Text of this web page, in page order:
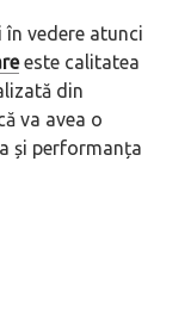
în vedere atunci
este calitatea
din
va avea o
și performanța